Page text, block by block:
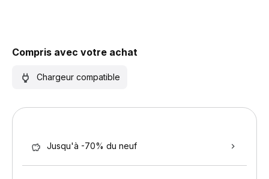
Compris avec votre achat
Chargeur compatible
Jusqu'à -70% du neuf